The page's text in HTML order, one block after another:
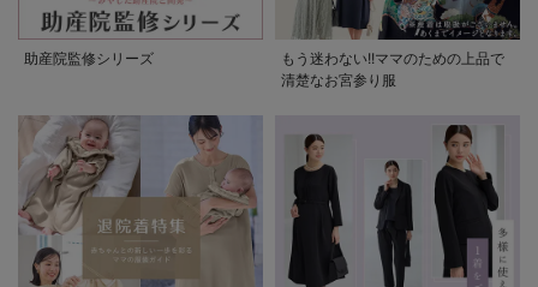
助産院監修シリーズ
もう迷わない!!ママのための上品で
清楚なお宮参り服